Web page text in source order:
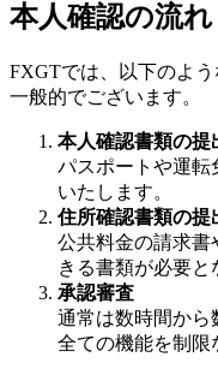
本人確認の流れ
FXGTでは、以下のよ
一般的でございます。
本人確認書類の提
パスポートや運転
いたします。
住所確認書類の提
公共料金の請求書
きる書類が必要と
承認審査
通常は数時間から
全ての機能を制限